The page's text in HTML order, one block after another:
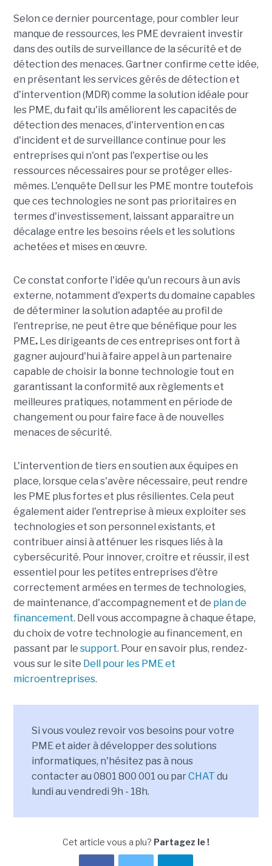
Selon ce dernier pourcentage, pour combler leur
manque de ressources, les PME devraient investir
dans des outils de surveillance de la sécurité et de
détection des menaces. Gartner confirme cette idée,
en présentant les services gérés de détection et
d'intervention (MDR) comme la solution idéale pour
les PME, du fait qu'ils améliorent les capacités de
détection des menaces, d'intervention en cas
d'incident et de surveillance continue pour les
entreprises qui n'ont pas l'expertise ou les
ressources nécessaires pour se protéger elles-
mêmes. L'enquête Dell sur les PME montre toutefois
que ces technologies ne sont pas prioritaires en
termes d'investissement, laissant apparaître un
décalage entre les besoins réels et les solutions
achetées et mises en œuvre.
Ce constat conforte l'idée qu'un recours à un avis
externe, notamment d'experts du domaine capables
de déterminer la solution adaptée au profil de
l'entreprise, ne peut être que bénéfique pour les
PME. Les dirigeants de ces entreprises ont fort à
gagner aujourd'hui à faire appel à un partenaire
capable de choisir la bonne technologie tout en
garantissant la conformité aux règlements et
meilleures pratiques, notamment en période de
changement ou pour faire face à de nouvelles
menaces de sécurité.
L'intervention de tiers en soutien aux équipes en
place, lorsque cela s'avère nécessaire, peut rendre
les PME plus fortes et plus résilientes. Cela peut
également aider l'entreprise à mieux exploiter ses
technologies et son personnel existants, et
contribuer ainsi à atténuer les risques liés à la
cybersécurité. Pour innover, croître et réussir, il est
essentiel pour les petites entreprises d'être
correctement armées en termes de technologies,
de maintenance, d'accompagnement et de plan de
financement. Dell vous accompagne à chaque étape,
du choix de votre technologie au financement, en
passant par le support. Pour en savoir plus, rendez-
vous sur le site Dell pour les PME et
microentreprises.
Si vous voulez revoir vos besoins pour votre
PME et aider à développer des solutions
informatiques, n'hésitez pas à nous
contacter au 0801 800 001 ou parCHAT du
lundi au vendredi 9h - 18h.
Cet article vous a plu? Partagez le !